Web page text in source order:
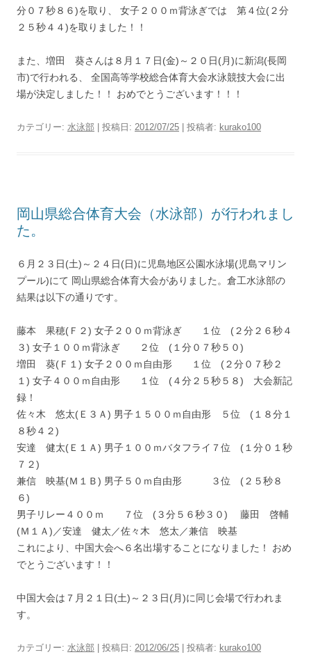
分０７秒８６)を取り、 女子２００ｍ背泳ぎでは 第４位(２分
２５秒４４)を取りました！！
また、増田 葵さんは８月１７日(金)～２０日(月)に新潟(長岡
市)で行われる、 全国高等学校総合体育大会水泳競技大会に出
場が決定しました！！ おめでとうございます！！！
カテゴリー: 水泳部 | 投稿日: 2012/07/25 | 投稿者: kurako100
岡山県総合体育大会（水泳部）が行われまし
た。
６月２３日(土)～２４日(日)に児島地区公園水泳場(児島マリン
プール)にて 岡山県総合体育大会がありました。倉工水泳部の
結果は以下の通りです。
藤本 果穂(Ｆ２) 女子２００ｍ背泳ぎ １位 (２分２６秒４
３) 女子１００ｍ背泳ぎ ２位 (１分０７秒５０)
増田 葵(Ｆ１) 女子２００ｍ自由形 １位 (２分０７秒２
１) 女子４００ｍ自由形 １位 (４分２５秒５８) 大会新記
録！
佐々木 悠太(Ｅ３Ａ) 男子１５００ｍ自由形 ５位 (１８分１
８秒４２)
安達 健太(Ｅ１Ａ) 男子１００ｍバタフライ７位 (１分０１秒
７２)
兼信 映基(Ｍ１Ｂ) 男子５０ｍ自由形 ３位 (２５秒８
６)
男子リレー４００ｍ ７位 (３分５６秒３０) 藤田 啓輔
(Ｍ１Ａ)／安達 健太／佐々木 悠太／兼信 映基
これにより、中国大会へ６名出場することになりました！ おめ
でとうございます！！
中国大会は７月２１日(土)～２３日(月)に同じ会場で行われま
す。
カテゴリー: 水泳部 | 投稿日: 2012/06/25 | 投稿者: kurako100